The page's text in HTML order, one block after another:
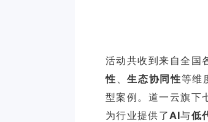
活动共收到来自全国
性 、生态协同性等维
型案例。道一云旗下
为行业提供了AI与低